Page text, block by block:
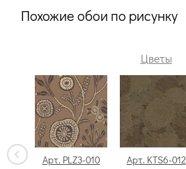
Похожие обои по рисунку
Цветы
Арт. PLZ3-010 Арт. KTS6-012